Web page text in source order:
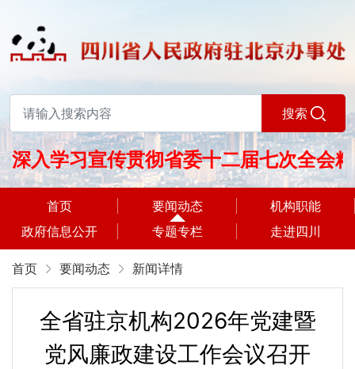
搜索
深入学习宣传贯彻省委十二届七次全会
首页 要闻动态
机构职能
政府信息公开
专题专栏 走进四川
首页 要闻动态 新闻详情
全省驻京机构2026年党建暨
党风廉政建设工作会议召开